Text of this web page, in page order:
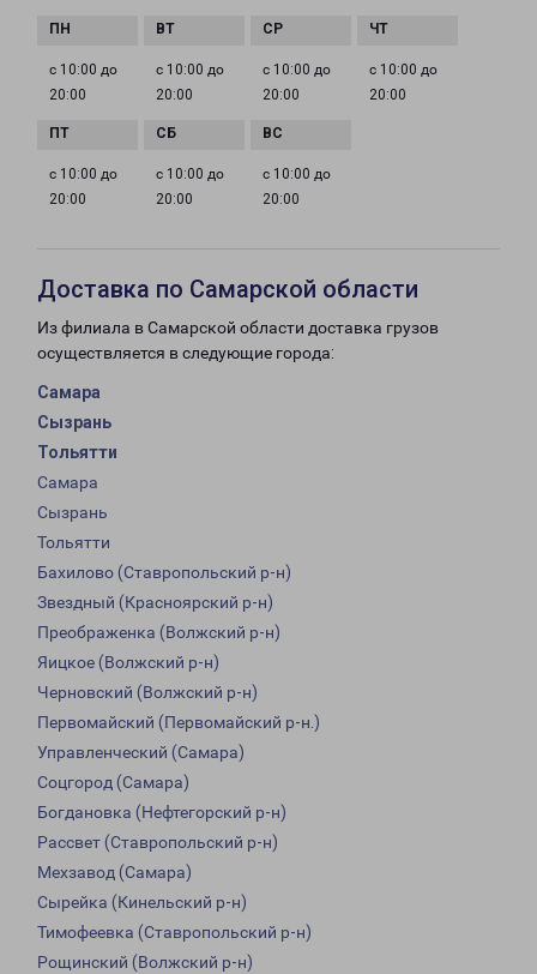
с 10:00 до
20:00
с 10:00 до
20:00
с 10:00 до
20:00
с 10:00 до
20:00
с 10:00 до
20:00
с 10:00 до
20:00
с 10:00 до
20:00
Доставка по Самарской области
Из филиала в Самарской области доставка грузов
осуществляется в следующие города:
Самара
Сызрань
Тольятти
Самара
Сызрань
Тольятти
Бахилово (Ставропольский р-н)
Звездный (Красноярский р-н)
Преображенка (Волжский р-н)
Яицкое (Волжский р-н)
Черновский (Волжский р-н)
Первомайский (Первомайский р-н.)
Управленческий (Самара)
Соцгород (Самара)
Богдановка (Нефтегорский р-н)
Рассвет (Ставропольский р-н)
Мехзавод (Самара)
Сырейка (Кинельский р-н)
Тимофеевка (Ставропольский р-н)
Рощинский (Волжский р-н)